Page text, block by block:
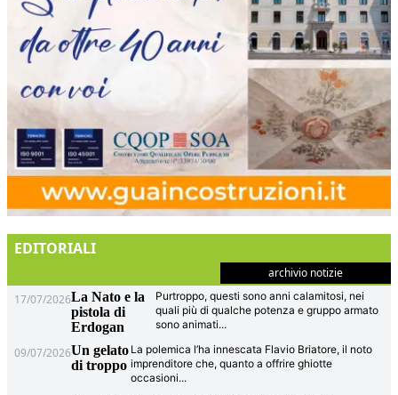
EDITORIALI
archivio notizie
17/07/2026La Nato e la
pistola di
Erdogan
Purtroppo, questi sono anni calamitosi, nei
quali più di qualche potenza e gruppo armato
sono animati...
09/07/2026Un gelato
di troppo
La polemica l’ha innescata Flavio Briatore, il noto
imprenditore che, quanto a offrire ghiotte
occasioni...